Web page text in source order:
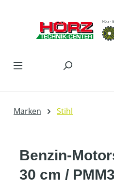
Marken Stihl
Benzin-
30 cm / PMM3